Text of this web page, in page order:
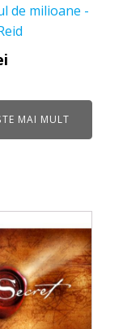
de milioane -
MAI MULT